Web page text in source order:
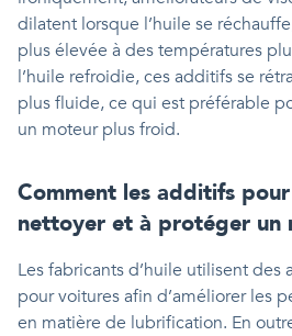
dilatent lorsque l’huile se
plus élevée à des températures
l’huile refroidie, ces additifs se
plus fluide, ce qui est préférable
un moteur plus froid.
Comment les additifs
nettoyer et à protéger un
Les fabricants d’huile utilisent des
pour voitures afin d’améliorer les
en matière de lubrification. En